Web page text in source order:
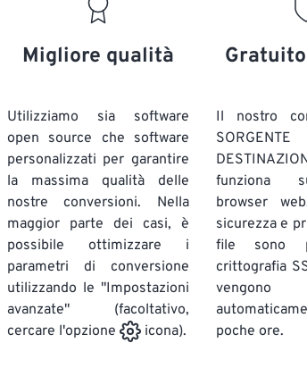
Migliore qualità
Utilizziamo sia software
open source che software
personalizzati per garantire
la massima qualità delle
nostre conversioni. Nella
maggior parte dei casi, è
possibile ottimizzare i
parametri di conversione
utilizzando le "Impostazioni
avanzate" (facoltativo,
cercare l'opzione
icona).
Il nostro
funziona
browser
sicurezza e
file sono
crittografia
poche ore.